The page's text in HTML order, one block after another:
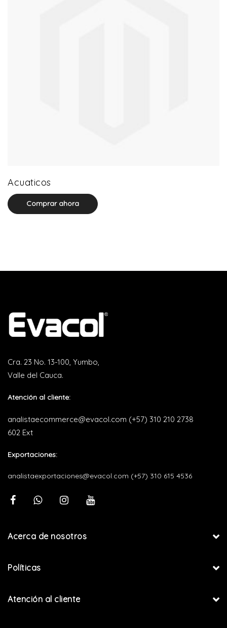
Acuaticos
Comprar ahora
Cra. 23 No. 13-100, Yumbo,
Valle del Cauca.
Atención al cliente:
analistaecommerce@evacol.com (+57) 310 210 2738
602 Ext
Exportaciones:
analistaexportaciones@evacol.com (+57) 310 615 4536
Acerca de nosotros
Políticas
Atención al cliente